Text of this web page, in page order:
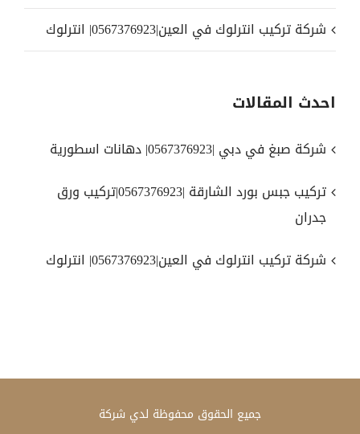
شركة تركيب انترلوك في العين|0567376923| انترلوك
احدث المقالات
شركة صبغ في دبي |0567376923| دهانات اسطورية
تركيب جبس بورد الشارقة |0567376923|تركيب ورق
جدران
شركة تركيب انترلوك في العين|0567376923| انترلوك
جميع الحقوق محفوظة لدي شركة